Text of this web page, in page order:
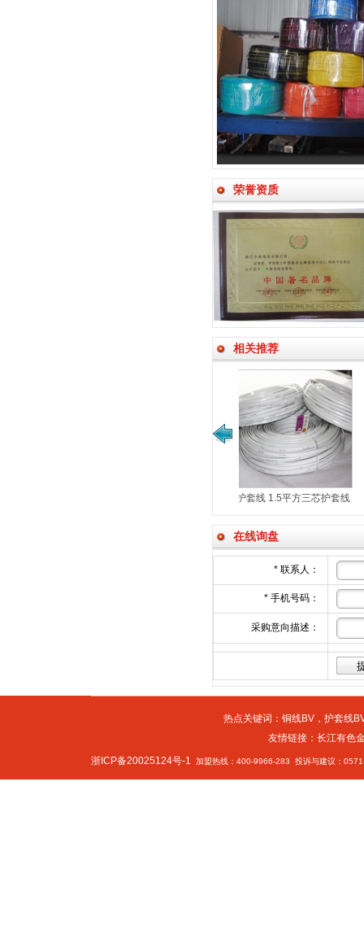
荣誉资质
相关推荐
护套线 两芯护套线 1平方2
BVVB 2*1
在线询盘
* 联系人：
* 手机号码：
采购意向描述：
热点关键词： 铜线BV， 护套线
友情链接： 长江有色
浙ICP备20025124号-1 加盟热线：400-9966-283 投诉与建议：